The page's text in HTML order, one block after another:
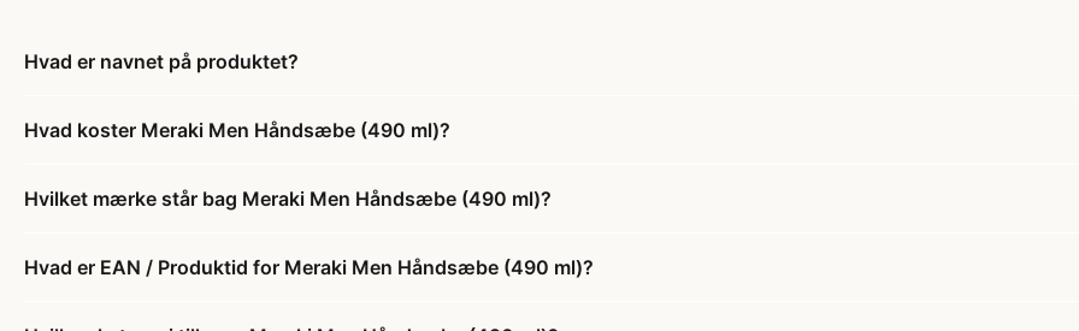
Hvad er navnet på produktet?
Hvad koster Meraki Men Håndsæbe (490 ml)?
Hvilket mærke står bag Meraki Men Håndsæbe (490 ml)?
Hvad er EAN / Produktid for Meraki Men Håndsæbe (490 ml)?